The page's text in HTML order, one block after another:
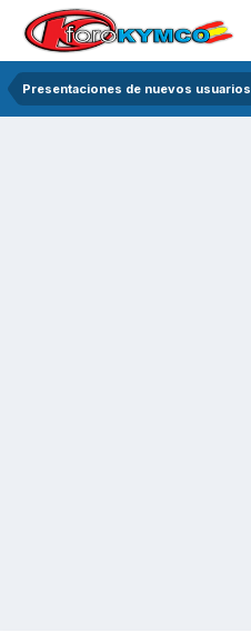
Presentaciones de nuevos usuarios